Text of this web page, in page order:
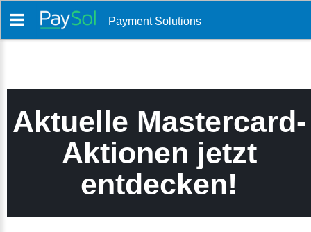
Aktuelle Mastercard-
Aktionen jetzt
entdecken!
Payment Solutions